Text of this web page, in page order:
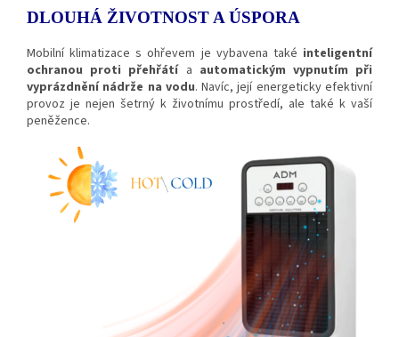
DLOUHÁ ŽIVOTNOST A ÚSPORA
Mobilní klimatizace s ohřevem je vybavena také inteligentní
ochranou proti přehřátía automatickým vypnutím při
vyprázdnění nádrže na vodu. Navíc, její energeticky efektivní
provoz je nejen šetrný k životnímu prostředí, ale také k vaší
peněžence.